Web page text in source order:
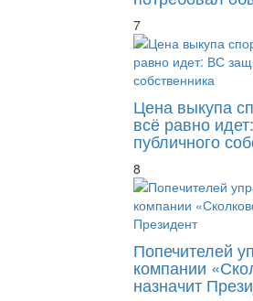
7
Цена выкупа
всё равно
публичного
8
Попечителей
компании
назначит